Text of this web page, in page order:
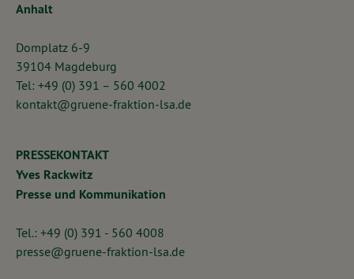
Anhalt
Domplatz 6-9
39104 Magdeburg
Tel: +49 (0) 391 – 560 4002
kontakt@gruene-fraktion-lsa.de
PRESSEKONTAKT
Yves Rackwitz
Presse und Kommunikation
Tel.: +49 (0) 391 - 560 4008
presse@gruene-fraktion-lsa.de